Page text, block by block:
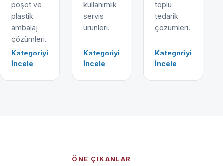
poşet ve
plastik
ambalaj
çözümleri.
Kategoriyi
İncele
kullanımlık
servis
ürünleri.
Kategoriyi
İncele
toplu
tedarik
çözümleri.
Kategoriyi
İncele
ÖNE ÇIKANLAR